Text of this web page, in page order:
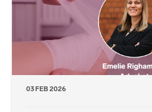
03 FEB 2026